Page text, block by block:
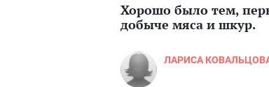
Хорошо было тем,
добыче мяса и шкур.
ЛАРИСА